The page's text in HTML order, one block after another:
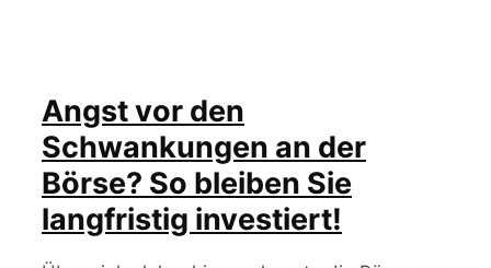
Angst vor den
Schwankungen an der
Börse? So bleiben Sie
langfristig investiert!